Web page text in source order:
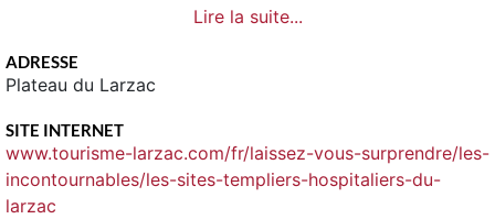
Lire la suite...
ADRESSE
Plateau du Larzac
SITE INTERNET
www.tourisme-larzac.com/fr/laissez-vous-surprendre/les-
incontournables/les-sites-templiers-hospitaliers-du-
larzac